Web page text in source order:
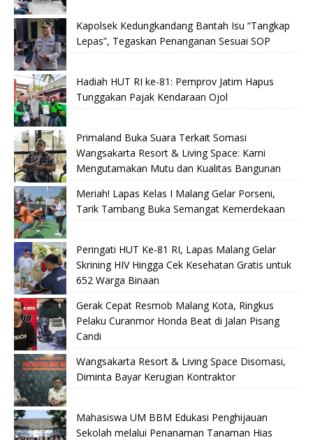
Kapolsek Kedungkandang Bantah Isu “Tangkap
Lepas”, Tegaskan Penanganan Sesuai SOP
Hadiah HUT RI ke-81: Pemprov Jatim Hapus
Tunggakan Pajak Kendaraan Ojol
Primaland Buka Suara Terkait Somasi
Wangsakarta Resort & Living Space: Kami
Mengutamakan Mutu dan Kualitas Bangunan
Meriah! Lapas Kelas I Malang Gelar Porseni,
Tarik Tambang Buka Semangat Kemerdekaan
Peringati HUT Ke-81 RI, Lapas Malang Gelar
Skrining HIV Hingga Cek Kesehatan Gratis untuk
652 Warga Binaan
Gerak Cepat Resmob Malang Kota, Ringkus
Pelaku Curanmor Honda Beat di Jalan Pisang
Candi
Wangsakarta Resort & Living Space Disomasi,
Diminta Bayar Kerugian Kontraktor
Mahasiswa UM BBM Edukasi Penghijauan
Sekolah melalui Penanaman Tanaman Hias